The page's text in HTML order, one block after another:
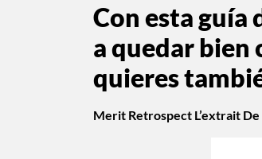
Con esta guía
a quedar bien
quieres
Merit Retrospect L’extrait